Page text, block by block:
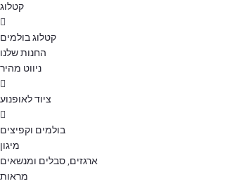
קטלוג
קטלוג בולמים
החנות שלנו
ניווט מהיר
ציוד לאופנוע
בולמים וקפיצים
מיגון
ארגזים, סבלים ומנשאים
מראות